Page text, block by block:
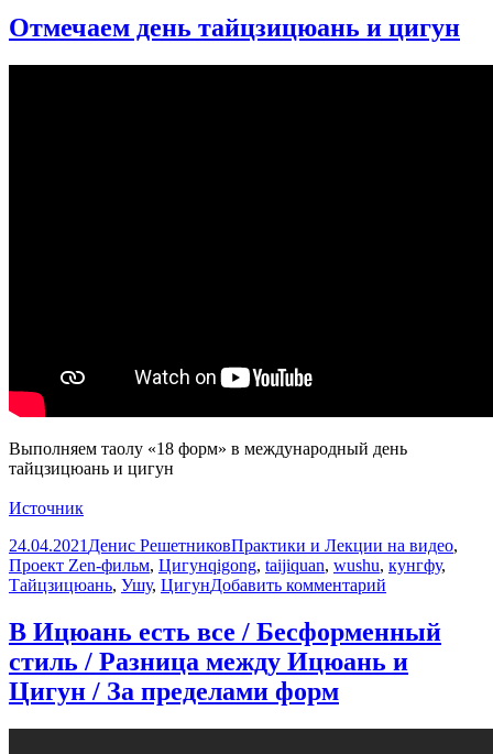
против
Отмечаем день тайцзицюань и цигун
Выполняем таолу «18 форм» в международный день
тайцзицюань и цигун
Источник
Опубликовано
24.04.2021 Автор
Денис РешетниковРубрики
Практики и Лекции на видео,
Проект Zen-фильм, ЦигунМетки
qigong, taijiquan, wushu, кунгфу,
Тайцзицюань, Ушу, ЦигунДобавить комментарий
Отмечаем
день
тайцзицюань
В Ицюань есть все / Бесформенный
стиль / Разница между Ицюань и
Цигун / За пределами форм